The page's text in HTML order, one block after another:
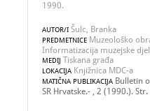
1990.
AUTOR/I Šulc, Branka
PREDMETNICE Muzeološko
Informatizacija muzejske
MEDIJ Tiskana građa
LOKACIJA Knjižnica MDC-a
MATIČNA PUBLIKACIJA Bulletin
SR Hrvatske.- , 2 (1990.).